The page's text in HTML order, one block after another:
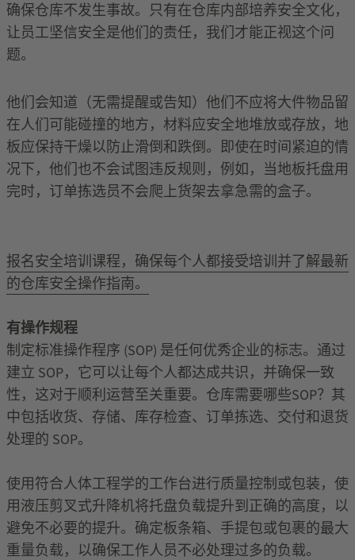
确保仓库不发生事故。只有在仓库内部培养安全文化，
让员工坚信安全是他们的责任，我们才能正视这个问
题。
他们会知道（无需提醒或告知）他们不应将大件物品留
在人们可能碰撞的地方，材料应安全地堆放或存放，地
板应保持干燥以防止滑倒和跌倒。即使在时间紧迫的情
况下，他们也不会试图违反规则，例如，当地板托盘用
完时，订单拣选员不会爬上货架去拿急需的盒子。
报名安全培训课程，确保每个人都接受培训并了解最新
的仓库安全操作指南。
有操作规程
制定标准操作程序 (SOP) 是任何优秀企业的标志。通过
建立 SOP，它可以让每个人都达成共识，并确保一致
性，这对于顺利运营至关重要。仓库需要哪些SOP？其
中包括收货、存储、库存检查、订单拣选、交付和退货
处理的 SOP。
使用符合人体工程学的工作台进行质量控制或包装，使
用液压剪叉式升降机将托盘负载提升到正确的高度，以
避免不必要的提升。确定板条箱、手提包或包裹的最大
重量负载，以确保工作人员不必处理过多的负载。